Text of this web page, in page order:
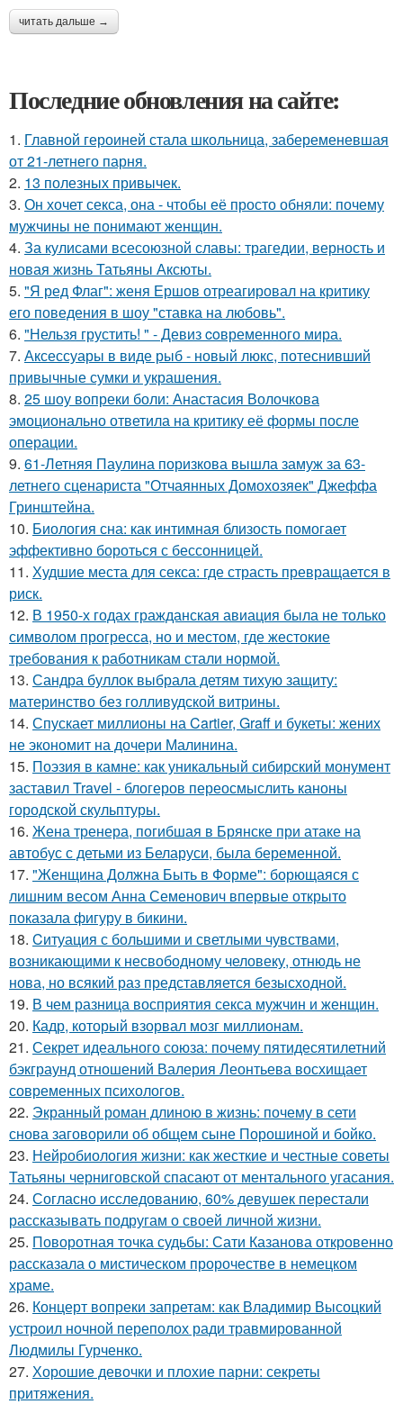
читать дальше →
Последние обновления на сайте:
1. Главной героиней стала школьница, забеременевшая
от 21-летнего парня.
2. 13 полезных привычек.
3. Он хочет секса, она - чтобы её просто обняли: почему
мужчины не понимают женщин.
4. За кулисами всесоюзной славы: трагедии, верность и
новая жизнь Татьяны Аксюты.
5. "Я ред Флаг": женя Ершов отреагировал на критику
его поведения в шоу "ставка на любовь".
6. "Нельзя грустить! " - Девиз coвременного мира.
7. Аксессуары в виде рыб - новый люкс, потеснивший
привычные сумки и украшения.
8. 25 шоу вопреки боли: Анастасия Волочкова
эмоционально ответила на критику её формы после
операции.
9. 61-Летняя Паулина поризкова вышла замуж за 63-
летнего сценариста "Отчаянных Домохозяек" Джеффа
Гринштейна.
10. Биология сна: как интимная близость помогает
эффективно бороться с бессонницей.
11. Худшие места для секса: где страсть превращается в
риск.
12. В 1950-х годах гражданская авиация была не только
символом прогресса, но и местом, где жестокие
требования к работникам стали нормой.
13. Сандра буллок выбрала детям тихую защиту:
материнство без голливудской витрины.
14. Спускает миллионы на Cartier, Graff и букеты: жених
не экономит на дочери Малинина.
15. Поэзия в камне: как уникальный сибирский монумент
заставил Travel - блогеров переосмыслить каноны
городской скульптуры.
16. Жена тренера, погибшая в Брянске при атаке на
автобус с детьми из Беларуси, была беременной.
17. "Женщина Должна Быть в Форме": борющаяся с
лишним весом Анна Семенович впервые открыто
показала фигуру в бикини.
18. Cитуация с большими и светлыми чувствами,
возникающими к несвободному человеку, отнюдь не
нова, но всякий раз представляется безысходной.
19. В чем разница восприятия секса мужчин и женщин.
20. Кадр, который взорвал мозг миллионам.
21. Секрет идеального союза: почему пятидесятилетний
бэкграунд отношений Валерия Леонтьева восхищает
современных психологов.
22. Экранный роман длиною в жизнь: почему в сети
снова заговорили об общем сыне Порошиной и бойко.
23. Нейробиология жизни: как жесткие и честные советы
Татьяны черниговской спасают от ментального угасания.
24. Согласно исследованию, 60% девушек перестали
рассказывать подругам о своей личной жизни.
25. Поворотная точка судьбы: Сати Казанова откровенно
рассказала о мистическом пророчестве в немецком
храме.
26. Концерт вопреки запретам: как Владимир Высоцкий
устроил ночной переполох ради травмированной
Людмилы Гурченко.
27. Хорошие девочки и плохие парни: секреты
притяжения.